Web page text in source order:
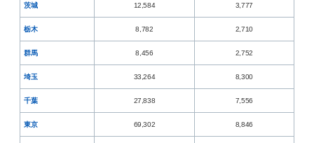
茨城 12,584 3,777
栃木 8,782 2,710
群馬 8,456 2,752
埼玉 33,264 8,300
千葉 27,838 7,556
東京 69,302 8,846